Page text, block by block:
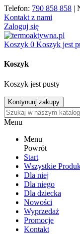
Telefon: 790 858 858 |
Kontakt z nami
Zaloguj się
Koszyk 0 Koszyk jest
Koszyk
Koszyk jest pusty
Kontynuuj zakupy
Menu
Menu
Powrót
Start
Wszystkie
Dla niej
Dla niego
Dla dziecka
Nowości
Wyprzedaż
Promocje
Kontakt